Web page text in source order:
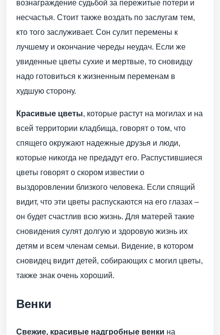
вознаграждение судьбой за пережитые потери и
несчастья. Стоит также воздать по заслугам тем,
кто того заслуживает. Сон сулит перемены к
лучшему и окончание череды неудач. Если же
увиденные цветы сухие и мертвые, то сновидцу
надо готовиться к жизненным переменам в
худшую сторону.
Красивые цветы, которые растут на могилах и на
всей территории кладбища, говорят о том, что
спящего окружают надежные друзья и люди,
которые никогда не предадут его. Распустившиеся
цветы говорят о скором известии о
выздоровлении близкого человека. Если спящий
видит, что эти цветы распускаются на его глазах –
он будет счастлив всю жизнь. Для матерей такие
сновидения сулят долгую и здоровую жизнь их
детям и всем членам семьи. Видение, в котором
сновидец видит детей, собирающих с могил цветы,
также знак очень хороший.
Венки
Свежие, красивые надгробные венки на